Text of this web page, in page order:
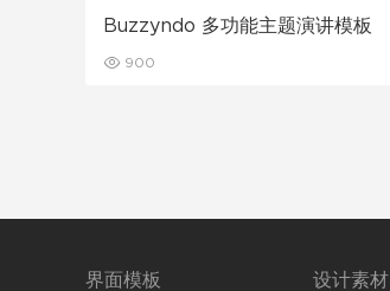
Buzzyndo 多功能主题演讲模板
900
界面模板 设计素材